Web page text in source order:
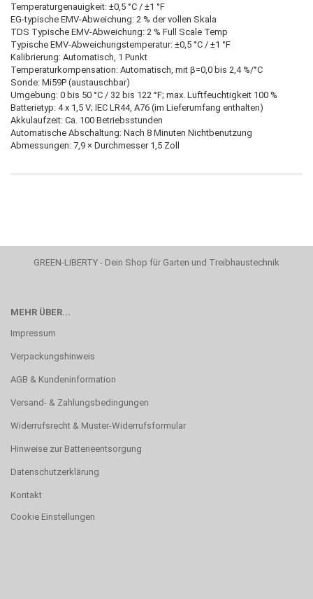
Temperaturgenauigkeit: ±0,5 °C / ±1 °F
EG-typische EMV-Abweichung: 2 % der vollen Skala
TDS Typische EMV-Abweichung: 2 % Full Scale Temp
Typische EMV-Abweichungstemperatur: ±0,5 °C / ±1 °F
Kalibrierung: Automatisch, 1 Punkt
Temperaturkompensation: Automatisch, mit β=0,0 bis 2,4 %/°C
Sonde: Mi59P (austauschbar)
Umgebung: 0 bis 50 °C / 32 bis 122 °F; max. Luftfeuchtigkeit 100 %
Batterietyp: 4 x 1,5 V; IEC LR44, A76 (im Lieferumfang enthalten)
Akkulaufzeit: Ca. 100 Betriebsstunden
Automatische Abschaltung: Nach 8 Minuten Nichtbenutzung
Abmessungen: 7,9 × Durchmesser 1,5 Zoll
GREEN-LIBERTY - Dein Shop für Garten und Treibhaustechnik
MEHR ÜBER...
Impressum
Verpackungshinweis
AGB & Kundeninformation
Versand- & Zahlungsbedingungen
Widerrufsrecht & Muster-Widerrufsformular
Hinweise zur Batterieentsorgung
Datenschutzerklärung
Kontakt
Cookie Einstellungen